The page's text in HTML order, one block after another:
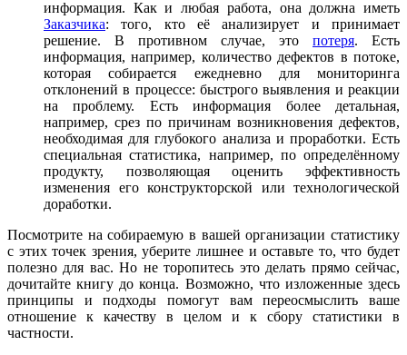
информация. Как и любая работа, она должна иметь
Заказчика: того, кто её анализирует и принимает
решение. В противном случае, это потеря. Есть
информация, например, количество дефектов в потоке,
которая собирается ежедневно для мониторинга
отклонений в процессе: быстрого выявления и реакции
на проблему. Есть информация более детальная,
например, срез по причинам возникновения дефектов,
необходимая для глубокого анализа и проработки. Есть
специальная статистика, например, по определённому
продукту, позволяющая оценить эффективность
изменения его конструкторской или технологической
доработки.
Посмотрите на собираемую в вашей организации статистику
с этих точек зрения, уберите лишнее и оставьте то, что будет
полезно для вас. Но не торопитесь это делать прямо сейчас,
дочитайте книгу до конца. Возможно, что изложенные здесь
принципы и подходы помогут вам переосмыслить ваше
отношение к качеству в целом и к сбору статистики в
частности.